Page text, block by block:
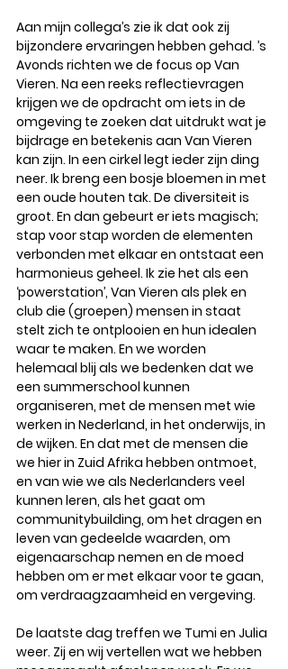
Aan mijn collega’s zie ik dat ook zij
bijzondere ervaringen hebben gehad. ’s
Avonds richten we de focus op Van
Vieren. Na een reeks reflectievragen
krijgen we de opdracht om iets in de
omgeving te zoeken dat uitdrukt wat je
bijdrage en betekenis aan Van Vieren
kan zijn. In een cirkel legt ieder zijn ding
neer. Ik breng een bosje bloemen in met
een oude houten tak. De diversiteit is
groot. En dan gebeurt er iets magisch;
stap voor stap worden de elementen
verbonden met elkaar en ontstaat een
harmonieus geheel. Ik zie het als een
‘powerstation’, Van Vieren als plek en
club die (groepen) mensen in staat
stelt zich te ontplooien en hun idealen
waar te maken. En we worden
helemaal blij als we bedenken dat we
een summerschool kunnen
organiseren, met de mensen met wie
werken in Nederland, in het onderwijs, in
de wijken. En dat met de mensen die
we hier in Zuid Afrika hebben ontmoet,
en van wie we als Nederlanders veel
kunnen leren, als het gaat om
communitybuilding, om het dragen en
leven van gedeelde waarden, om
eigenaarschap nemen en de moed
hebben om er met elkaar voor te gaan,
om verdraagzaamheid en vergeving.
De laatste dag treffen we Tumi en Julia
weer. Zij en wij vertellen wat we hebben